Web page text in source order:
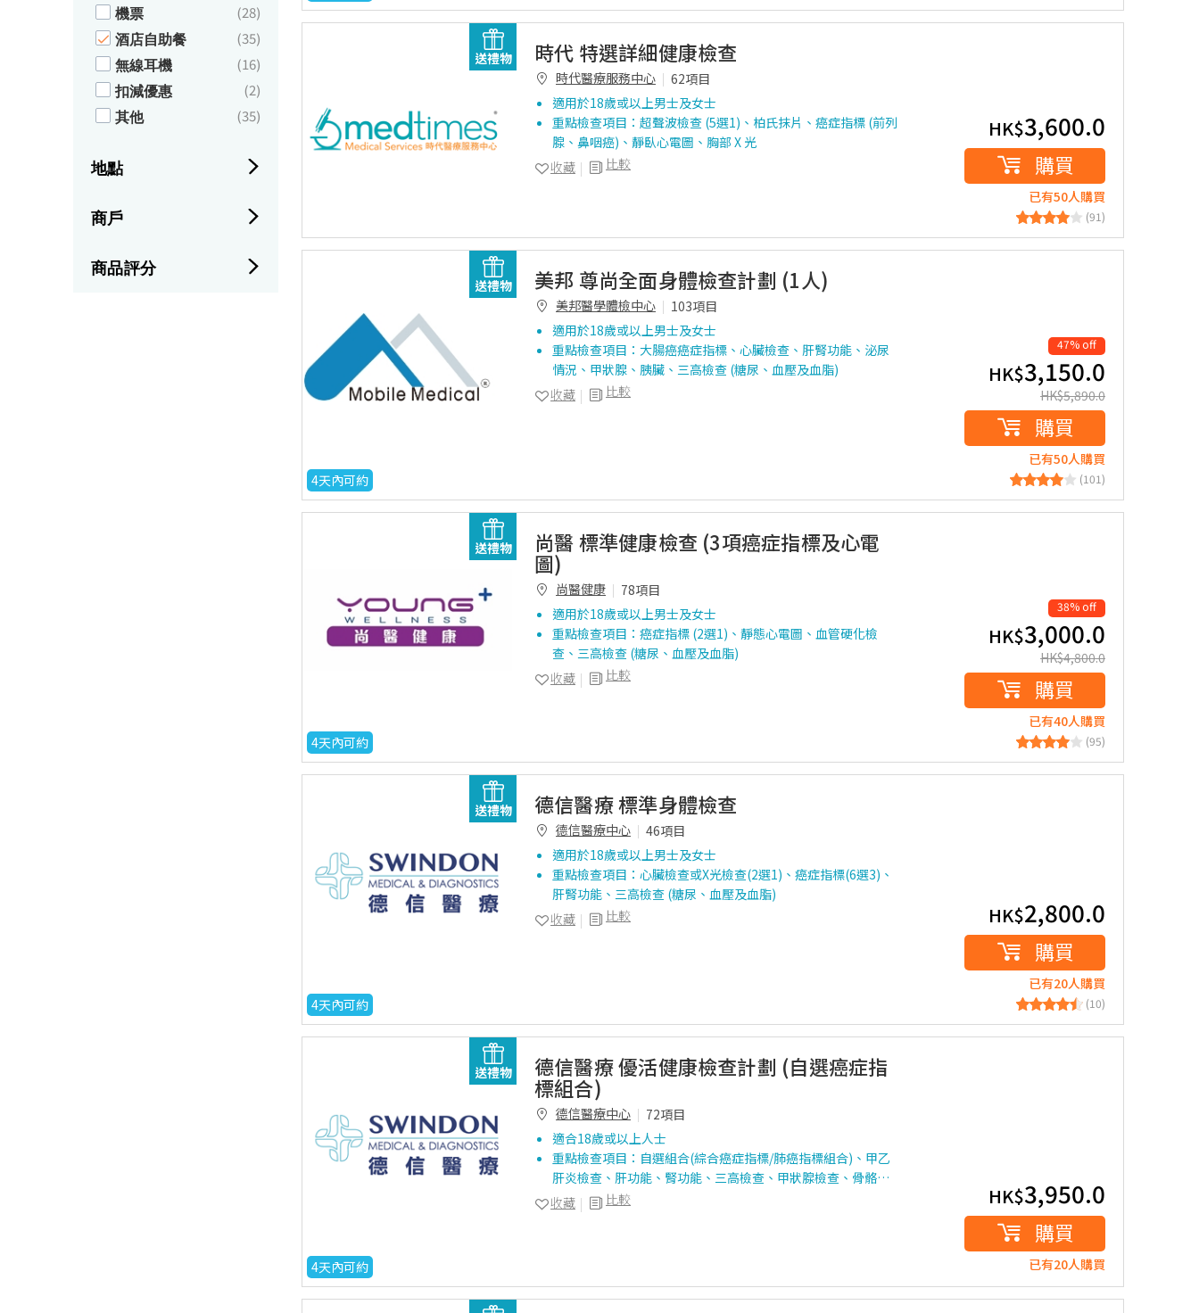
機票 (28)
酒店自助餐 (35)
無線耳機 (16)
扣減優惠 (2)
其他 (35)
地點
商戶
商品評分
送禮物 時代 特選詳細健康檢查
時代醫療服務中心
62項目
適用於18歲或以上男士及女士
重點檢查項目：超聲波檢查 (5選1)、柏氏抹片、癌症指標 (前列
腺、鼻咽癌)、靜臥心電圖、胸部 X 光
比較
收藏
HK$3,600.0
購買
已有50人購買
(91)
送禮物
4天內可約
美邦 尊尚全面身體檢查計劃 (1人)
美邦醫學體檢中心
103項目
適用於18歲或以上男士及女士
重點檢查項目：大腸癌癌症指標、心臟檢查、肝腎功能、泌尿
情況、甲狀腺、胰臟、三高檢查 (糖尿、血壓及血脂)
比較
收藏
47% off
HK$3,150.0
HK$5,890.0
購買
已有50人購買
(101)
送禮物
4天內可約
尚醫 標準健康檢查 (3項癌症指標及心電
圖)
尚醫健康
78項目
適用於18歲或以上男士及女士
重點檢查項目：癌症指標 (2選1)、靜態心電圖、血管硬化檢
查、三高檢查 (糖尿、血壓及血脂)
比較
收藏
38% off
HK$3,000.0
HK$4,800.0
購買
已有40人購買
(95)
送禮物
4天內可約
德信醫療 標準身體檢查
德信醫療中心
46項目
適用於18歲或以上男士及女士
重點檢查項目：心臟檢查或X光檢查(2選1)、癌症指標(6選3)、
肝腎功能、三高檢查 (糖尿、血壓及血脂)
比較
收藏 HK$2,800.0
購買
已有20人購買
(10)
送禮物
4天內可約
德信醫療 優活健康檢查計劃 (自選癌症指
標組合)
德信醫療中心
72項目
適合18歲或以上人士
重點檢查項目：自選組合(綜合癌症指標/肺癌指標組合)、甲乙
肝炎檢查、肝功能、腎功能、三高檢查、甲狀腺檢查、骨骼…
比較
收藏 HK$3,950.0
購買
已有20人購買